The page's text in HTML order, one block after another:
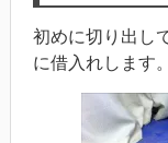
初めに切り出し
に借入れします。